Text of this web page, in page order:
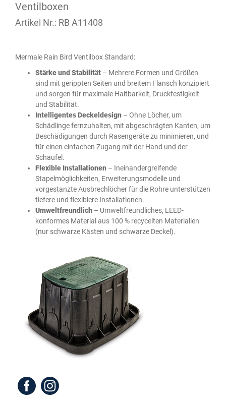
Ventilboxen
Artikel Nr.: RB A11408
Mermale Rain Bird Ventilbox Standard:
Stärke und Stabilität – Mehrere Formen und Größen
sind mit gerippten Seiten und breitem Flansch konzipiert
und sorgen für maximale Haltbarkeit, Druckfestigkeit
und Stabilität.
Intelligentes Deckeldesign – Ohne Löcher, um
Schädlinge fernzuhalten, mit abgeschrägten Kanten, um
Beschädigungen durch Rasengeräte zu minimieren, und
für einen einfachen Zugang mit der Hand und der
Schaufel.
Flexible Installationen – Ineinandergreifende
Stapelmöglichkeiten, Erweiterungsmodelle und
vorgestanzte Ausbrechlöcher für die Rohre unterstützen
tiefere und flexiblere Installationen.
Umweltfreundlich – Umweltfreundliches, LEED-
konformes Material aus 100 % recycelten Materialien
(nur schwarze Kästen und schwarze Deckel).